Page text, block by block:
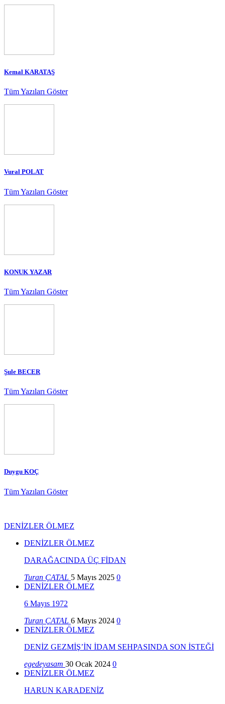
Kemal KARATAŞ
Tüm Yazıları Göster
Vural POLAT
Tüm Yazıları Göster
KONUK YAZAR
Tüm Yazıları Göster
Şule BECER
Tüm Yazıları Göster
Duygu KOÇ
Tüm Yazıları Göster
DENİZLER ÖLMEZ
DENİZLER ÖLMEZ
DARAĞACINDA ÜÇ FİDAN
Turan ÇATAL 5 Mayıs 2025 0
DENİZLER ÖLMEZ
6 Mayıs 1972
Turan ÇATAL 6 Mayıs 2024 0
DENİZLER ÖLMEZ
DENİZ GEZMİŞ’İN İDAM SEHPASINDA SON İSTEĞİ
egedeyasam 30 Ocak 2024 0
DENİZLER ÖLMEZ
HARUN KARADENİZ